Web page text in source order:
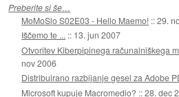
Preberite si še…
MoMoSlo S02E03 - Hello Maemo! ::29.
Iščemo te ... :: 13. jun 2007
Otvoritev Kiberpipinega računalniškega
nov 2006
Distribuirano razbijanje gesel za Adobe
Microsoft kupuje Macromedio? ::28. dec